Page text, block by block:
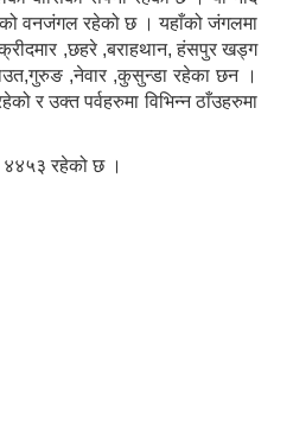
वनजंगल रहेको छ । यहाँको जंगलमा
,छहरे ,बराहथान, हंसपुर खड्ग
,नेवार ,कुसुन्डा रहेका छन ।
र उक्त पर्वहरुमा विभिन्न ठाँउहरुमा
४४५३ रहेको छ ।